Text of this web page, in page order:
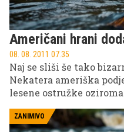
Američani hrani
08. 08. 2011 07.35
Naj se sliši še tako
Nekatera ameriška
lesene ostružke
izdelkih.
ZANIMIVO